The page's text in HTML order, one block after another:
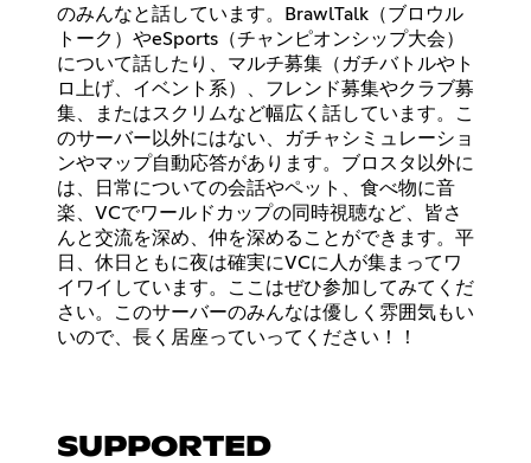
のみんなと話しています。BrawlTalk（ブロウル
トーク）やeSports（チャンピオンシップ大会）
について話したり、マルチ募集（ガチバトルやト
ロ上げ、イベント系）、フレンド募集やクラブ募
集、またはスクリムなど幅広く話しています。こ
のサーバー以外にはない、ガチャシミュレーショ
ンやマップ自動応答があります。ブロスタ以外に
は、日常についての会話やペット、食べ物に音
楽、VCでワールドカップの同時視聴など、皆さ
んと交流を深め、仲を深めることができます。平
日、休日ともに夜は確実にVCに人が集まってワ
イワイしています。ここはぜひ参加してみてくだ
さい。このサーバーのみんなは優しく雰囲気もい
いので、長く居座っていってください！！
SUPPORTED